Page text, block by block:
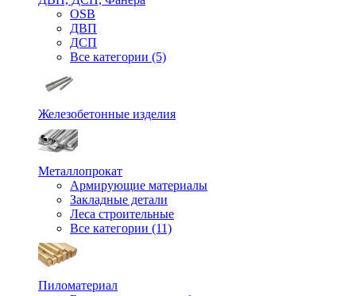
OSB
ДВП
ДСП
Все категории (5)
Железобетонные изделия
Металлопрокат
Армирующие материалы
Закладные детали
Леса строительные
Все категории (11)
Пиломатериал